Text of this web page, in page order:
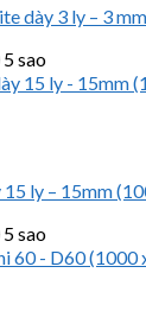
dày 3 ly – 3
5 sao
ly – 15mm
5 sao